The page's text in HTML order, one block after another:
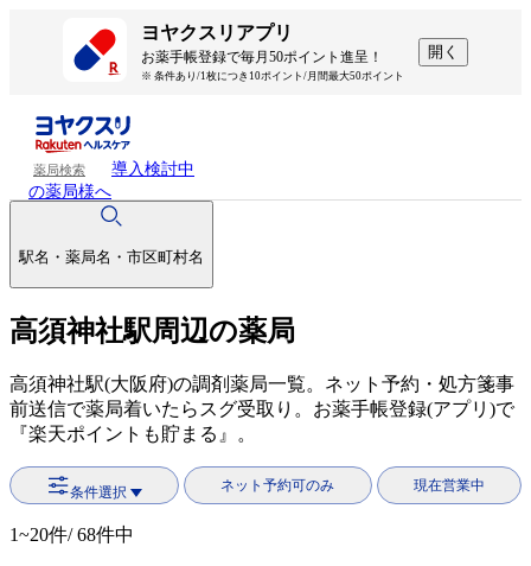
ヨヤクスリアプリ
お薬手帳登録で毎月50ポイント進呈！
※ 条件あり/1枚につき10ポイント/月間最大50ポイント
開く
薬局検索
導入検討中
の薬局様へ
駅名・薬局名・市区町村名
高須神社駅周辺の薬局
高須神社駅(大阪府)の調剤薬局一覧。ネット予約・処方箋事
前送信で薬局着いたらスグ受取り。お薬手帳登録(アプリ)で
『楽天ポイントも貯まる』。
条件選択 ネット予約可のみ 現在営業中
1~20件/ 68件中